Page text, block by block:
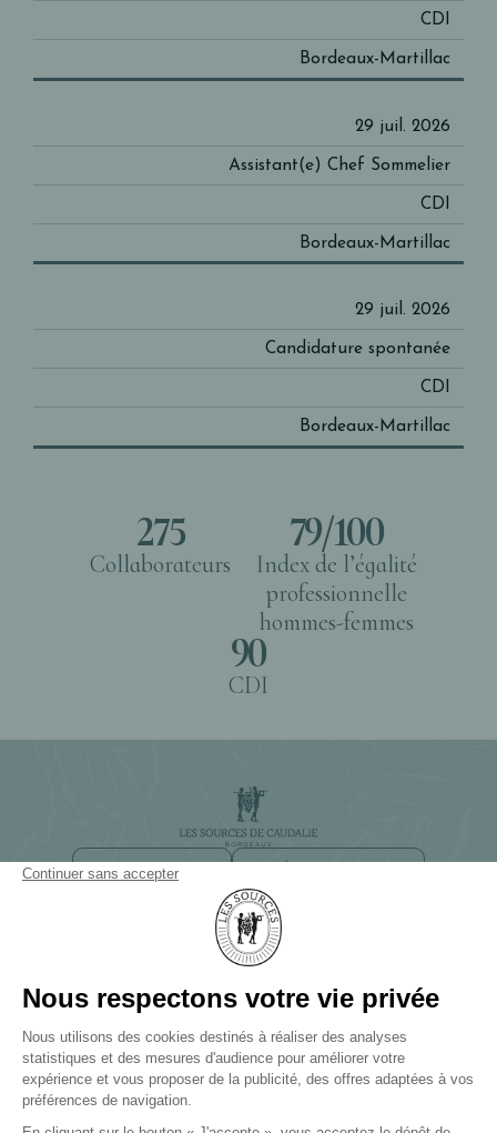
CDI
Bordeaux-Martillac
29 juil. 2026
Assistant(e) Chef Sommelier
CDI
Bordeaux-Martillac
29 juil. 2026
Candidature spontanée
CDI
Bordeaux-Martillac
275
Collaborateurs
79/100
Index de l’égalité
professionnelle
hommes-femmes
90
CDI
NEWSLETTER ACCÈS ET CONTACT
33650 BORDEAUX-MARTILLAC
+33(0)5 57 83 83 83
LES SOURCES DE CAUDALIE